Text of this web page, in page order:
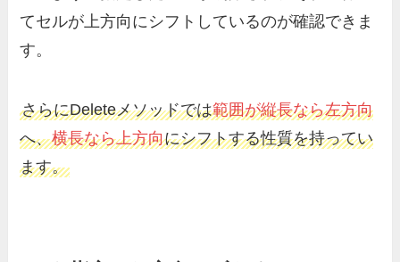
てセルが上方向にシフトしているのが確認できま
す。
さらにDeleteメソッドでは範囲が縦長なら左方向
へ、横長なら上方向にシフトする性質を持ってい
ます。